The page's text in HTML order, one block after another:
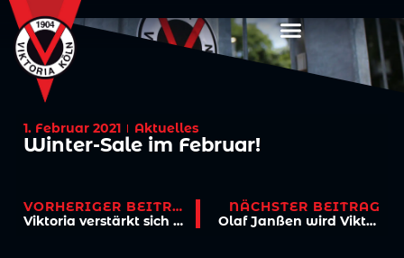
1. Februar 2021 Aktuelles
Winter-Sale im Februar!
VORHERIGER BEITRAG
Viktoria verstärkt sich mit Schultz
NÄCHSTER BEITRAG
Olaf Janßen wird Viktoria-Cheftrainer